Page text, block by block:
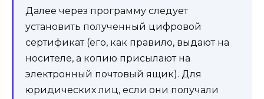
Далее через программу следует
установить полученный цифровой
сертификат (его, как правило, выдают на
носителе, а копию присылают на
электронный почтовый ящик). Для
юридических лиц, если они получали